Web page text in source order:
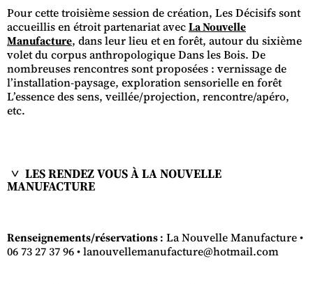
Pour cette troisième session de création, Les Décisifs sont
accueillis en étroit partenariat avecLa Nouvelle
Manufacture, dans leur lieu et en forêt, autour du sixième
volet du corpus anthropologique Dans les Bois. De
nombreuses rencontres sont proposées : vernissage de
l’installation-paysage, exploration sensorielle en forêt
L’essence des sens, veillée/projection, rencontre/apéro,
etc.
LES RENDEZ VOUS À LA NOUVELLE
MANUFACTURE
Renseignements/réservations : La Nouvelle Manufacture •
06 73 27 37 96 • lanouvellemanufacture@hotmail.com